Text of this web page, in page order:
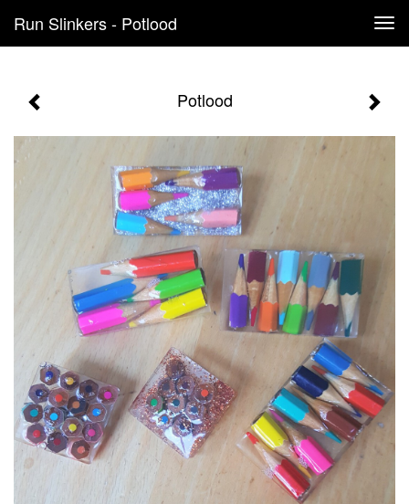
Run Slinkers - Potlood
Potlood